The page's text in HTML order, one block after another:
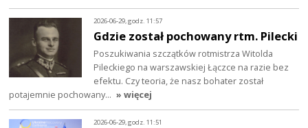
2026-06-29, godz. 11:57
Gdzie został pochowany rtm. Pilecki
Poszukiwania szczątków rotmistrza Witolda
Pileckiego na warszawskiej Łączce na razie bez
efektu. Czy teoria, że nasz bohater został
potajemnie pochowany… » więcej
2026-06-29, godz. 11:51